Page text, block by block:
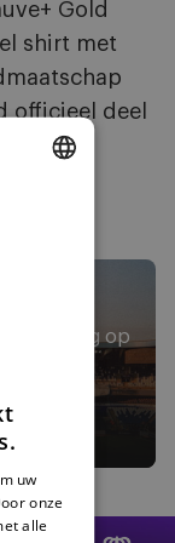
Gold
shirt met
officieel deel
voorrang op
uw
onze
alle